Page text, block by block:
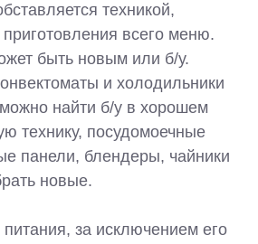
техникой,
всего меню.
быть новым или б/у.
и холодильники
найти б/у в хорошем
технику, посудомоечные
панели, блендеры, чайники
новые.
за исключением его